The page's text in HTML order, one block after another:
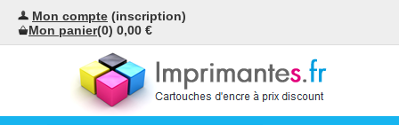
Mon compte (inscription)
Mon panier(0) 0,00 €